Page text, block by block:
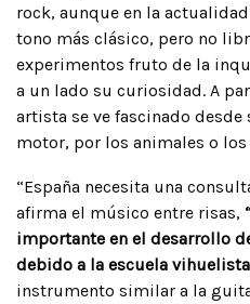
rock, aunque en la
tono más clásico, pero no
experimentos fruto de la
a un lado su curiosidad. A
artista se ve fascinado
motor, por los animales o los
“España necesita una
afirma el músico entre risas,
importante en el desarrollo
debido a la escuela
instrumento similar a la